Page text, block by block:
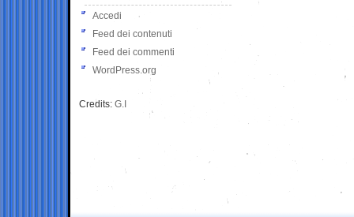
Accedi
Feed dei contenuti
Feed dei commenti
WordPress.org
Credits: G.I